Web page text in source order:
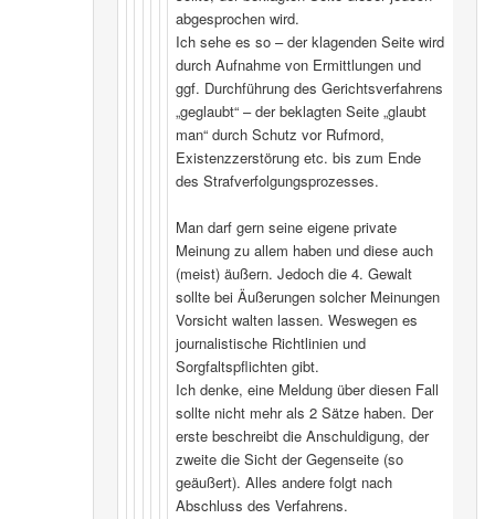
abgesprochen wird.
Ich sehe es so – der klagenden Seite wird
durch Aufnahme von Ermittlungen und
ggf. Durchführung des Gerichtsverfahrens
„geglaubt“ – der beklagten Seite „glaubt
man“ durch Schutz vor Rufmord,
Existenzzerstörung etc. bis zum Ende
des Strafverfolgungsprozesses.
Man darf gern seine eigene private
Meinung zu allem haben und diese auch
(meist) äußern. Jedoch die 4. Gewalt
sollte bei Äußerungen solcher Meinungen
Vorsicht walten lassen. Weswegen es
journalistische Richtlinien und
Sorgfaltspflichten gibt.
Ich denke, eine Meldung über diesen Fall
sollte nicht mehr als 2 Sätze haben. Der
erste beschreibt die Anschuldigung, der
zweite die Sicht der Gegenseite (so
geäußert). Alles andere folgt nach
Abschluss des Verfahrens.